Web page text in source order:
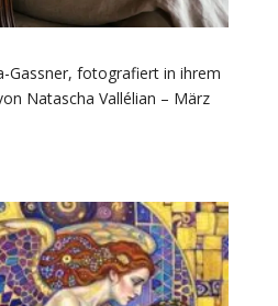
Gassner, fotografiert in ihrem
Natascha Vallélian – März